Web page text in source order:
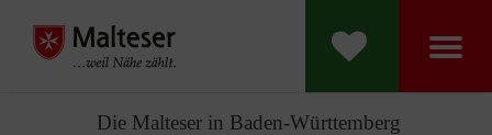
Die Malteser in Baden-Württemberg